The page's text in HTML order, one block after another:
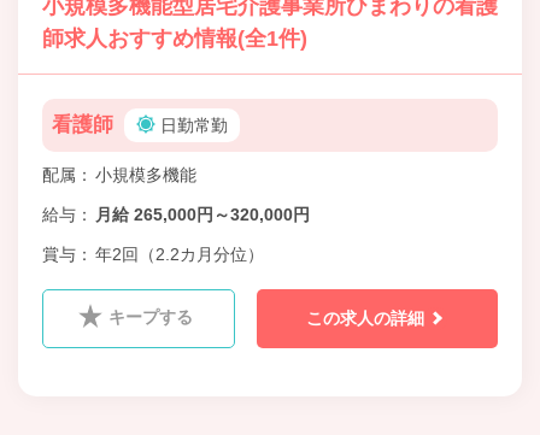
小規模多機能型居宅介護事業所ひまわりの看護
師求人おすすめ情報(全1件)
看護師 日勤常勤
配属 小規模多機能
給与 月給 265,000円～320,000円
賞与 年2回（2.2カ月分位）
キープする この求人の詳細